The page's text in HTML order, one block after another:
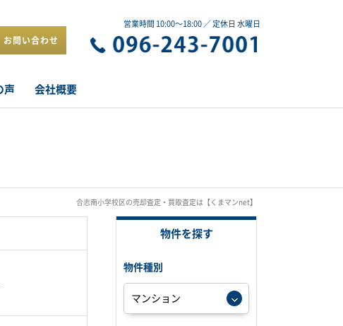
お問い合わせ
営業時間 10:00～18:00 ／ 定休日 水曜日
声 会社概要
合志南小学校区の売却査定・買取査定は【くまマンnet】
物件を探す
物件種別